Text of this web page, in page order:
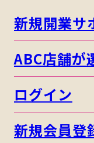
新規開業サ
ABC店舗が
ログイン
新規会員登